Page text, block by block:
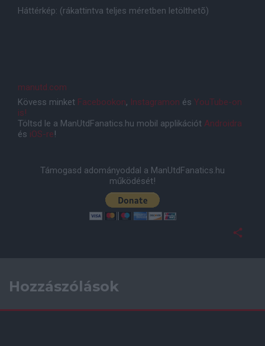
Háttérkép: (rákattintva teljes méretben letölthetõ)
manutd.com
Kövess minket Facebookon, Instagramon és YouTube-on
is!
Töltsd le a ManUtdFanatics.hu mobil applikációt Androidra
és iOS-re!
Támogasd adományoddal a ManUtdFanatics.hu
működését!
Hozzászólások